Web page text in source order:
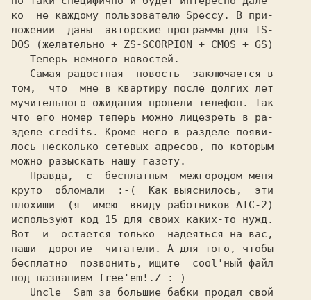
ко  не каждому пользователю Speccy. В при-
ложении  даны  авторские программы для IS-
DOS (желательно + ZS-SCORPION + CMOS + GS)
том,  что  мне в квартиру после долгих лет
мучительного ожидания провели телефон. Так
что его номер теперь можно лицезреть в ра-
зделе credits. Кроме него в разделе появи-
лось несколько сетевых адресов, по которым
можно разыскать нашу газету.
круто  обломали  :-(  Как выяснилось,  эти
плохиши  (я  имею  ввиду работников АТС-2)
используют код 15 для своих каких-то нужд.
Вот  и  остается только  надеяться на вас,
наши  дорогие  читатели. А для того, чтобы
бесплатно  позвонить, ищите  cool'ный файл
под названием free'em!.Z :-)